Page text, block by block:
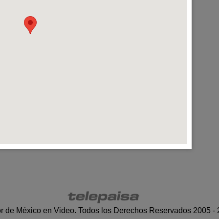
de México en Video. Todos los Derechos Reservados 2005 -